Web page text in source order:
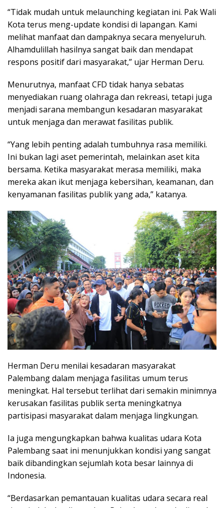
“Tidak mudah untuk melaunching kegiatan ini. Pak Wali
Kota terus meng-update kondisi di lapangan. Kami
melihat manfaat dan dampaknya secara menyeluruh.
Alhamdulillah hasilnya sangat baik dan mendapat
respons positif dari masyarakat,” ujar Herman Deru.
Menurutnya, manfaat CFD tidak hanya sebatas
menyediakan ruang olahraga dan rekreasi, tetapi juga
menjadi sarana membangun kesadaran masyarakat
untuk menjaga dan merawat fasilitas publik.
“Yang lebih penting adalah tumbuhnya rasa memiliki.
Ini bukan lagi aset pemerintah, melainkan aset kita
bersama. Ketika masyarakat merasa memiliki, maka
mereka akan ikut menjaga kebersihan, keamanan, dan
kenyamanan fasilitas publik yang ada,” katanya.
Herman Deru menilai kesadaran masyarakat
Palembang dalam menjaga fasilitas umum terus
meningkat. Hal tersebut terlihat dari semakin minimnya
kerusakan fasilitas publik serta meningkatnya
partisipasi masyarakat dalam menjaga lingkungan.
Ia juga mengungkapkan bahwa kualitas udara Kota
Palembang saat ini menunjukkan kondisi yang sangat
baik dibandingkan sejumlah kota besar lainnya di
Indonesia.
“Berdasarkan pemantauan kualitas udara secara real